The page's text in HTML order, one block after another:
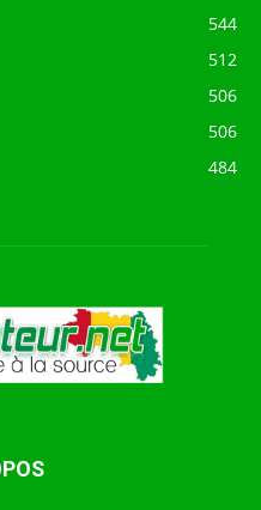
544
512
506
506
484